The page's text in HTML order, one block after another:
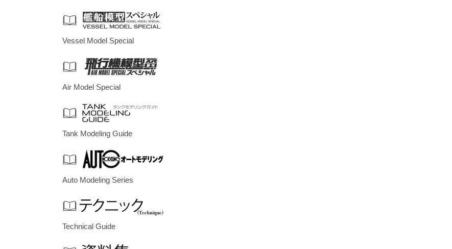
Vessel Model Special
Air Model Special
Tank Modeling Guide
Auto Modeling Series
Technical Guide